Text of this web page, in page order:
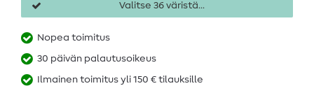
Valitse 36 väristä...
Nopea toimitus
30 päivän palautusoikeus
Ilmainen toimitus yli 150 € tilauksille